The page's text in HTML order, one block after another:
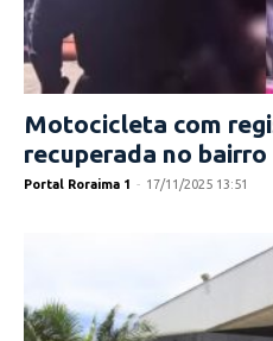
Motocicleta com
recuperada no bairro
Portal Roraima 1 - 17/11/2025 13:51